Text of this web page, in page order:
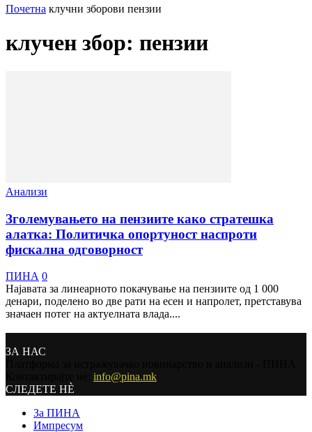
Почетна клучни зборови пензии
клучен збор: пензии
Анализи
Зголемувањето на пензиите како стратешка
алатка: Политичка опортуност наспроти
фискална одговорност
ПИНА 0
Најавата за линеарното покачување на пензиите од 1 000
денари, поделено во две рати на есен и напролет, претставува
значаен потег на актуелната влада....
ЗА НАС
info@pina.mk
СЛЕДЕТЕ НЀ
За ПИНА
Импресум